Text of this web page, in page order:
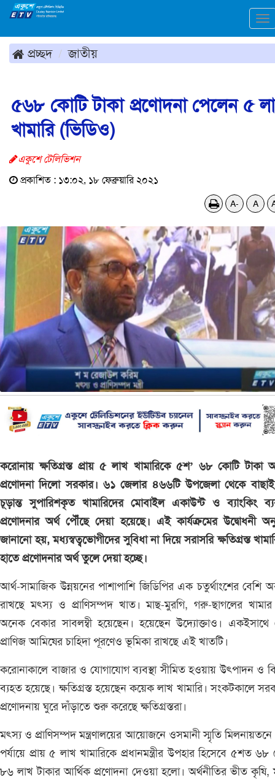
প্রচ্ছদ জাতীয়
৫৬৮ কোটি টাকা প্রণোদনা পেলেন ৫
খামারি (ভিডিও)
একুশে টেলিভিশন
প্রকাশিত : ১৩:০২, ১৮ ফেব্রুয়ারি ২০২১
A- A
করোনায় ক্ষতিগ্রস্ত প্রায় ৫ লাখ খামারিকে ৫শ’ ৬৮ কোটি টাকা
প্রণোদনা দিলো সরকার। ৬১ জেলার ৪৬৬টি উপজেলা থেকে
চূড়ান্ত সুপারিশকৃত খামারিদের মোবাইল একাউন্ট ও ব্যাংকিং
প্রণোদনার অর্থ পৌঁছে দেয়া হয়েছে। এই কার্যক্রমের উদ্বোধনী
জানানো হয়, মধ্যস্বত্বভোগীদের সুবিধা না দিয়ে সরাসরি ক্ষতিগ্রস্ত
হাতে প্রণোদনার অর্থ তুলে দেয়া হচ্ছে।
আর্থ-সামাজিক উন্নয়নের পাশাপাশি জিডিপির এক চতুর্থাংশের বেশি
রাখছে মৎস্য ও প্রাণিসম্পদ খাত। মাছ-মুরগি, গরু-ছাগলের
অনেক বেকার সাবলম্বী হয়েছেন। হয়েছেন উদ্যোক্তাও। একইসাথে
প্রাণিজ আমিষের চাহিদা পূরণেও ভূমিকা রাখছে এই খাতটি।
করোনাকালে বাজার ও যোগাযোগ ব্যবস্থা সীমিত হওয়ায় উৎপাদন ও
ব্যহত হয়েছে। ক্ষতিগ্রস্ত হয়েছেন কয়েক লাখ খামারি। সংকটকালে
প্রণোদনায় ঘুরে দাঁড়াতে শুরু করেছে ক্ষতিগ্রস্তরা।
মৎস্য ও প্রাণিসম্পদ মন্ত্রণালয়ের আয়োজনে ওসমানী স্মৃতি মিলনায়তনে
পর্যায়ে প্রায় ৫ লাখ খামারিকে প্রধানমন্ত্রীর উপহার হিসেবে ৫শত ৬৮
৮৬ লাখ টাকার আর্থিক প্রণোদনা দেওয়া হলো। অর্থনীতির ভীত কৃষি,